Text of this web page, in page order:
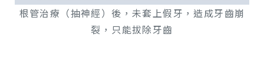
根管治療（抽神經）後，未套上假牙，造成牙齒崩
裂，只能拔除牙齒